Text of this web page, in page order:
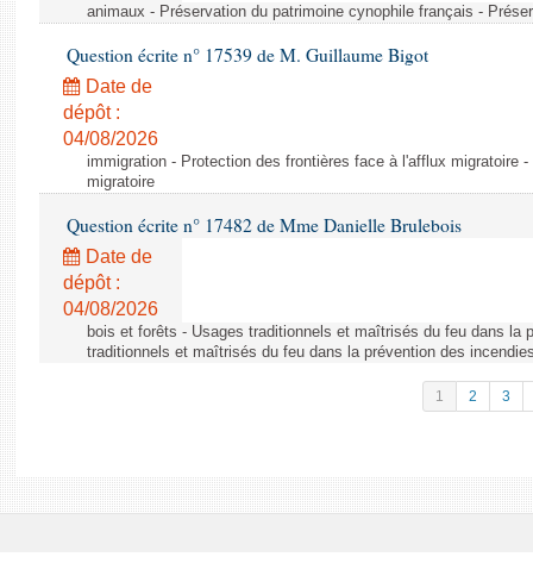
animaux - Préservation du patrimoine cynophile français -
Question écrite n° 17539 de M. Guillaume Bigot
Date de
dépôt :
04/08/2026
immigration - Protection des frontières face à l'afflux migratoire
migratoire
Question écrite n° 17482 de Mme Danielle Brulebois
Date de
dépôt :
04/08/2026
bois et forêts - Usages traditionnels et maîtrisés du feu dans la
traditionnels et maîtrisés du feu dans la prévention des
1 2 3